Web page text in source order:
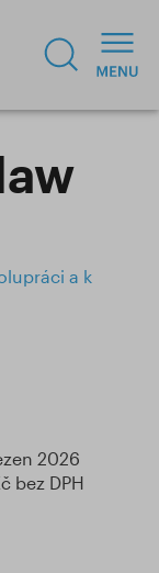
a k
2026
bez DPH